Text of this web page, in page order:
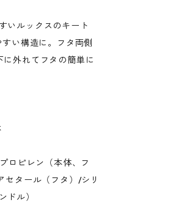
いルックスのキート
い構造に。フタ両側
外れてフタの簡単に
ロピレン（本体、フ
タール（フタ）/シリ
ドル）